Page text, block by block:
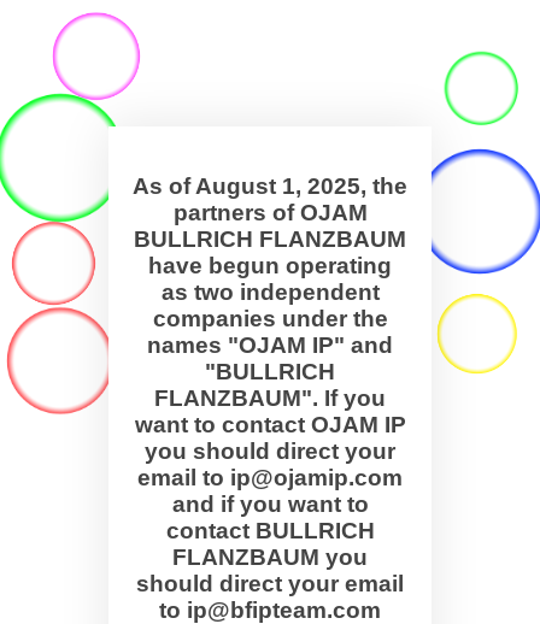
As of August 1, 2025, the
partners of OJAM
BULLRICH FLANZBAUM
have begun operating
as two independent
companies under the
names "OJAM IP" and
"BULLRICH
FLANZBAUM". If you
want to contact OJAM IP
you should direct your
email to ip@ojamip.com
and if you want to
contact BULLRICH
FLANZBAUM you
should direct your email
to ip@bfipteam.com